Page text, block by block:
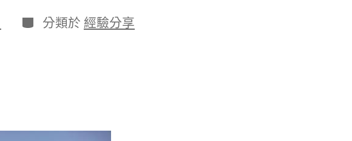
分
類
分類於 經驗分享